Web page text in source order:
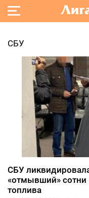
СБУ
СБУ
«отмывший» сотни
топлива